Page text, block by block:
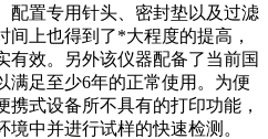
配置专用针头、密封垫以及过滤
上也得到了*大程度的提高，
有效。另外该仪器配备了当前国
满足至少6年的正常使用。为便
式设备所不具有的打印功能，
中并进行试样的快速检测。